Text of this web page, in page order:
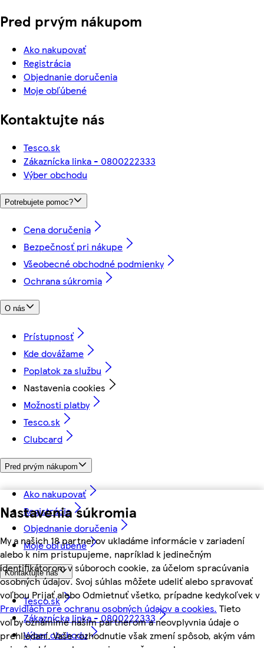
Nastavenia súkromia
My a našich 18 partnerov ukladáme informácie v zariadení
alebo k nim pristupujeme, napríklad k jedinečným
identifikátorom v súboroch cookie, za účelom spracúvania
osobných údajov. Svoj súhlas môžete udeliť alebo spravovať
voľbou Prijať alebo Odmietnuť všetko, prípadne kedykoľvek v
Pravidlách pre ochranu osobných údajov a cookies. Tieto
voľby oznámime našim partnerom a neovplyvnia údaje o
prehliadaní. Vaše rozhodnutie však zmení spôsob, akým vám
Pred prvým nákupom
Ako nakupovať
Registrácia
Objednanie doručenia
Moje obľúbené
Kontaktujte nás
Tesco.sk
Zákaznícka linka - 0800222333
Výber obchodu
Potrebujete pomoc?
Cena doručenia
Bezpečnosť pri nákupe
Všeobecné obchodné podmienky
Ochrana súkromia
O nás
Prístupnosť
Kde dovážame
Poplatok za službu
Nastavenia cookies
Možnosti platby
Tesco.sk
Clubcard
Pred prvým nákupom
Ako nakupovať
Registrácia
Objednanie doručenia
Moje obľúbené
Kontaktujte nás
Tesco.sk
Zákaznícka linka - 0800222333
Výber obchodu